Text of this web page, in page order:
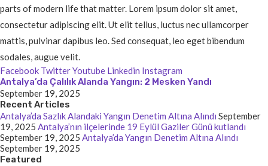
parts of modern life that matter. Lorem ipsum dolor sit amet,
consectetur adipiscing elit. Ut elit tellus, luctus nec ullamcorper
mattis, pulvinar dapibus leo. Sed consequat, leo eget bibendum
sodales, augue velit.
Facebook TwitterYoutube Linkedin Instagram
Antalya’da Çalılık Alanda Yangın: 2 Mesken Yandı
September 19, 2025
Recent Articles
Antalya’da Sazlık Alandaki Yangın Denetim Altına Alındı September
19, 2025 Antalya’nın ilçelerinde 19 Eylül Gaziler Günü kutlandı
September 19, 2025 Antalya’da Yangın Denetim Altına Alındı
September 19, 2025
Featured